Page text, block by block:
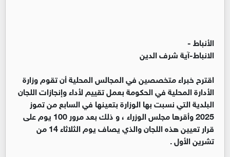
الأنباط -
الانباط-آية شرف الدين
اقترح خبراء متخصصين في المجالس المحلية أن تقوم وزارة
الأدارة المحلية في الحكومة بعمل تقييم لأداء وإنجازات اللجان
البلدية التي نسبت بها الوزارة بتعينها في السابع من تموز
2025 وأقرها مجلس الوزراء ، و ذلك بعد مرور 100 يوم على
قرار تعيين هذه اللجان والذي يصاف يوم الثلاثاء 14 من
تشرين الأول .